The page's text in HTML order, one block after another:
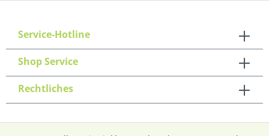
Service-Hotline
Shop Service
Rechtliches